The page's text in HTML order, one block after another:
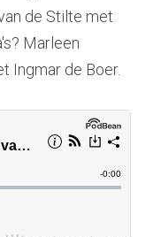
de Stilte met
Marleen
Ingmar de Boer.